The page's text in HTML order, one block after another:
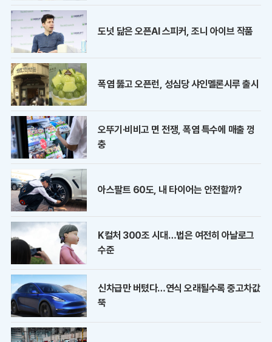
도넛 닮은 오픈AI 스피커, 조니 아이브 작품
폭염 뚫고 오픈런, 성심당 샤인멜론시루 출시
오뚜기·비비고 면 전쟁, 폭염 특수에 매출 껑
충
아스팔트 60도, 내 타이어는 안전할까?
K컬처 300조 시대…법은 여전히 아날로그
수준
신차급만 버텼다…연식 오래될수록 중고차값
뚝